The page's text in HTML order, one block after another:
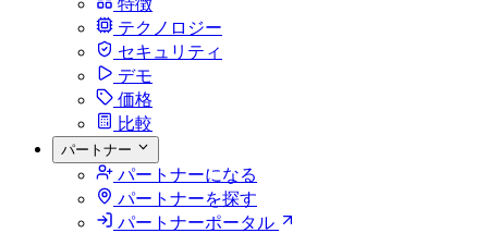
特徴
テクノロジー
セキュリティ
デモ
価格
比較
パートナー
パートナーになる
パートナーを探す
パートナーポータル